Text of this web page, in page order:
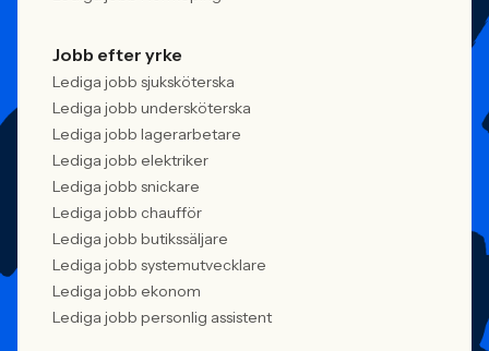
Jobb efter yrke
Lediga jobb sjuksköterska
Lediga jobb undersköterska
Lediga jobb lagerarbetare
Lediga jobb elektriker
Lediga jobb snickare
Lediga jobb chaufför
Lediga jobb butikssäljare
Lediga jobb systemutvecklare
Lediga jobb ekonom
Lediga jobb personlig assistent